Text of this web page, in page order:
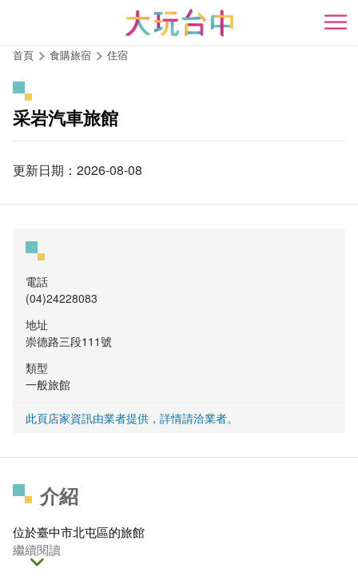
開
首頁 食購旅宿 住宿
采岩汽車旅館
更新日期：2026-08-08
電話
(04)24228083
地址
崇德路三段111號
類型
一般旅館
此頁店家資訊由業者提供，詳情請洽業者。
介紹
位於臺中市北屯區的旅館
繼續閱讀